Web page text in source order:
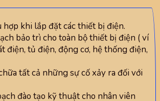
hợp khi lắp đặt các thiết bị điện.
bảo trì cho toàn bộ thiết bị điện ( ví
điện, tủ điện, động cơ, hệ thống điện,
tất cả những sự cố xảy ra đối với
đào tạo kỹ thuật cho nhân viên